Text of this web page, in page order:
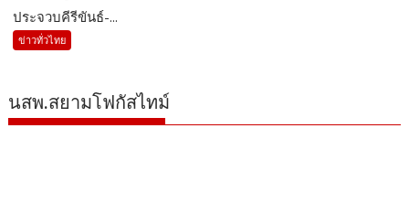
ประจวบคีรีขันธ์-...
ข่าวทั่วไทย
นสพ.สยามโฟกัสไทม์